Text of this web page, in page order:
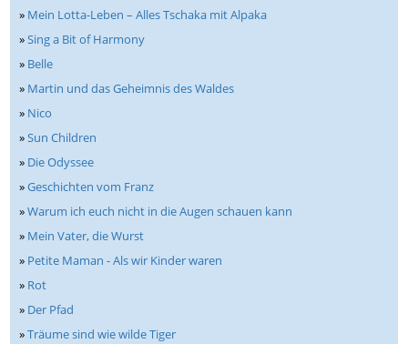
» Mein Lotta-Leben – Alles Tschaka mit Alpaka
»Sing a Bit of Harmony
» Belle
» Martin und das Geheimnis des Waldes
» Nico
»Sun Children
» Die Odyssee
»Geschichten vom Franz
»Warum ich euch nicht in die Augen schauen kann
» Mein Vater, die Wurst
» Petite Maman - Als wir Kinder waren
» Rot
» Der Pfad
»Träume sind wie wilde Tiger